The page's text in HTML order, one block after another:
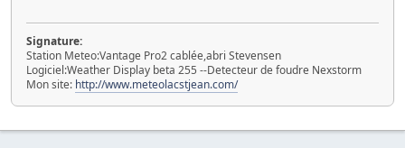
Signature:
Station Meteo:Vantage Pro2 cablée,abri Stevensen
Logiciel:Weather Display beta 255 --Detecteur de foudre Nexstorm
Mon site: http://www.meteolacstjean.com/